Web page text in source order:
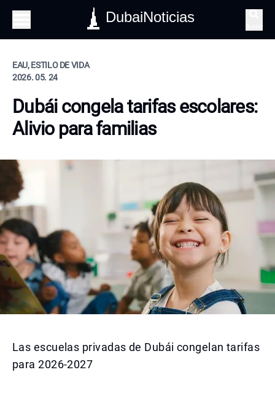
DubaiNoticias
EAU, ESTILO DE VIDA
2026. 05. 24
Dubái congela tarifas escolares:
Alivio para familias
Las escuelas privadas de Dubái congelan tarifas
para 2026-2027